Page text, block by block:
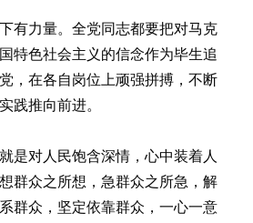
有力量。全党同志都要把对马克
特色社会主义的信念作为毕生追
，在各自岗位上顽强拼搏，不断
践推向前进。
对人民饱含深情，心中装着人
群众之所想，急群众之所急，解
群众，坚定依靠群众，一心一意